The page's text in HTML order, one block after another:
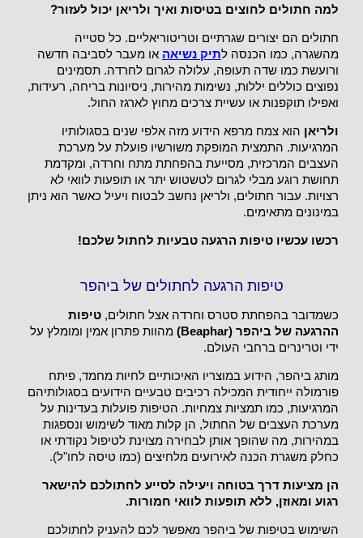
למה חתולים לחוצים בטיסות ואיך ולריאן יכול לעזור?
חתולים הם יצורים שגרתיים וטריטוריאליים. כל סטייה
מהשגרה, כמו הכנסה לתיק נשיאה או מעבר לסביבה חדשה
ורועשת כמו שדה תעופה, עלולה לגרום לחרדה. תסמינים
נפוצים כוללים יללות, נשימות מהירות, ניסיונות בריחה, רעידות,
ואפילו תוקפנות או עשיית צרכים מחוץ לארגז החול.
ולריאן הוא צמח מרפא הידוע מזה אלפי שנים בסגולותיו
המרגיעות. התמצית המופקת משורשיו פועלת על מערכת
העצבים המרכזית, מסייעת בהפחתת מתח וחרדה, ומקדמת
תחושת רוגע מבלי לגרום לטשטוש יתר או תופעות לוואי לא
רצויות. עבור חתולים, ולריאן נחשב לבטוח ויעיל כאשר הוא ניתן
במינונים מתאימים.
רכשו עכשיו טיפות הרגעה טבעיות לחתול שלכם!
טיפות הרגעה לחתולים של ביהפר
כשמדובר בהפחתת סטרס וחרדה אצל חתולים, טיפות
ההרגעה של ביהפר (Beaphar)
מהוות פתרון אמין ומומלץ על
ידי וטרינרים ברחבי העולם.
מותג ביהפר, הידוע במוצריו האיכותיים לחיות מחמד, פיתח
פורמולה ייחודית המכילה רכיבים טבעיים הידועים בסגולותיהם
המרגיעות, כמו תמציות צמחיות. הטיפות פועלות בעדינות על
מערכת העצבים של החתול, הן קלות מאוד לשימוש ונספגות
במהירות, מה שהופך אותן לבחירה מצוינת לטיפול נקודתי או
כחלק משגרת הכנה לאירועים מלחיצים (כמו טיסה לחו"ל).
הן מציעות דרך בטוחה ויעילה לסייע לחתולכם להישאר
רגוע ומאוזן, ללא תופעות לוואי חמורות.
השימוש בטיפות של ביהפר מאפשר לכם להעניק לחתולכם